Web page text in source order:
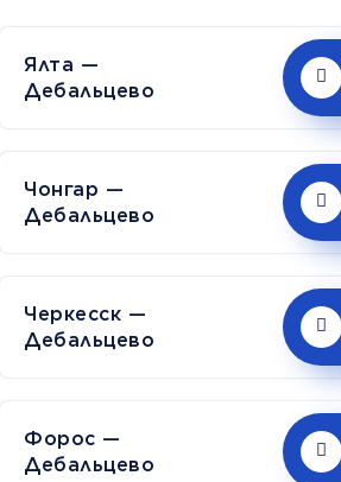
Ялта —
Дебальцево
Чонгар —
Дебальцево
Черкесск —
Дебальцево
Форос —
Дебальцево